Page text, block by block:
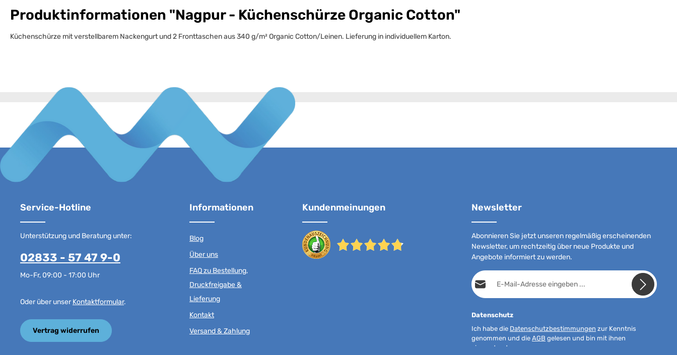
Produktinformationen "Nagpur - Küchenschürze Organic Cotton"
Küchenschürze mit verstellbarem Nackengurt und 2 Fronttaschen aus 340 g/m² Organic Cotton/Leinen. Lieferung in individuellem Karton.
Service-Hotline
Unterstützung und Beratung unter:
02833 - 57 47 9-0
Mo-Fr, 09:00 - 17:00 Uhr
Oder über unserKontaktformular.
Vertrag widerrufen
Informationen
Blog
Über uns
FAQ zu Bestellung,
Druckfreigabe &
Lieferung
Kontakt
Versand & Zahlung
Kundenmeinungen Newsletter
Abonnieren Sie jetzt unseren regelmäßig erscheinenden
Newsletter, um rechtzeitig über neue Produkte und
Angebote informiert zu werden.
E-Mail-Adresse*
Datenschutz
Ich habe die Datenschutzbestimmungen zur Kenntnis
genommen und die AGB gelesen und bin mit ihnen
einverstanden.